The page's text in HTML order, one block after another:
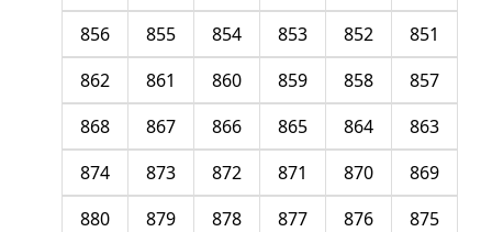
851
852
853
854
855
856
857
858
859
860
861
862
863
864
865
866
867
868
869
870
871
872
873
874
875
876
877
878
879
880